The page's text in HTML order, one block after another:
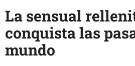
La sensual
conquista las
mundo